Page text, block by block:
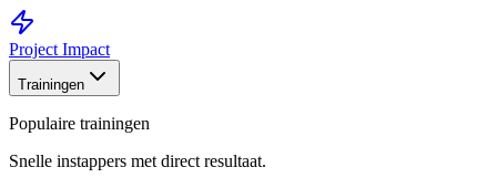
Project Impact
Trainingen
Populaire trainingen
Snelle instappers met direct resultaat.